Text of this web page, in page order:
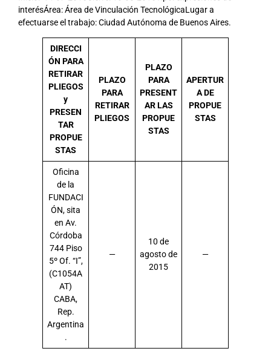
interésÁrea: Área de Vinculación TecnológicaLugar a
efectuarse el trabajo: Ciudad Autónoma de Buenos Aires.
DIRECCI
ÓN PARA
RETIRAR
PLIEGOS
y
PRESEN
TAR
PROPUE
STAS
PLAZO
PARA
RETIRAR
PLIEGOS
PLAZO
PARA
PRESENT
AR LAS
PROPUE
STAS
APERTUR
A DE
PROPUE
STAS
Oficina
de la
FUNDACI
ÓN, sita
en Av.
Córdoba
744 Piso
5º Of. “I”,
(C1054A
AT)
CABA,
Rep.
Argentina
.
—
10 de
agosto de
2015
—